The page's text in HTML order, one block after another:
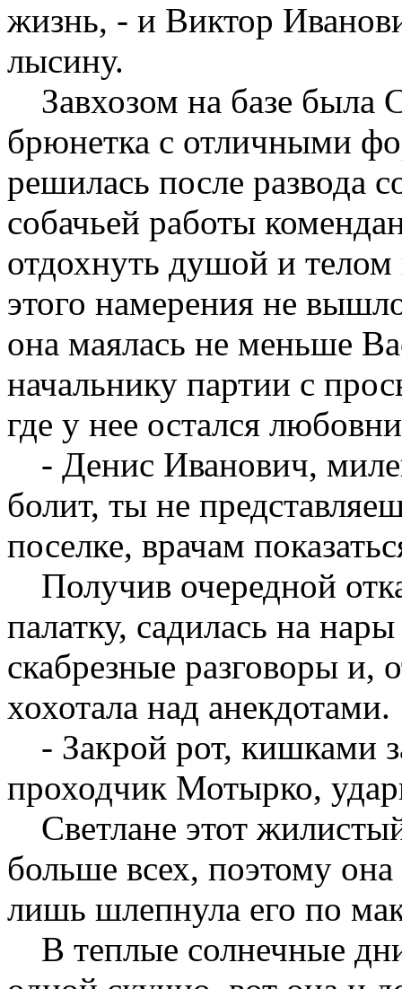
жизнь, - и Виктор
лысину.
Завхозом на базе была
брюнетка с отличными
решилась после развода
собачьей работы
отдохнуть душой и
этого намерения не
она маялась не меньше
начальнику партии с
где у нее остался
- Денис Иванович,
болит, ты не
поселке, врачам
Получив очередной
палатку, садилась на
скабрезные разговоры и,
хохотала над анекдотами.
- Закрой рот, кишками
проходчик Мотырко,
Светлане этот
больше всех, поэтому
лишь шлепнула его по
В теплые солнечные